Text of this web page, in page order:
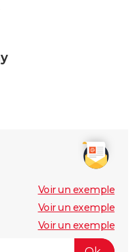
Voir un exemple
Voir un exemple
Voir un exemple